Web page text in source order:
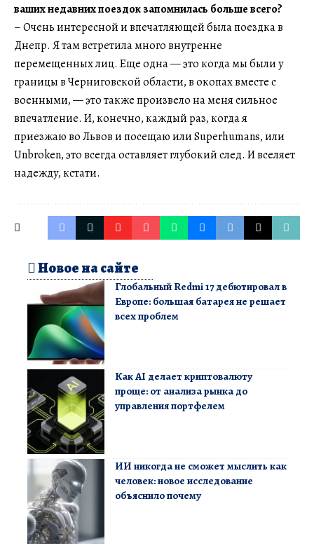
ваших недавних поездок запомнилась больше всего?
– Очень интересной и впечатляющей была поездка в
Днепр. Я там встретила много внутренне
перемещенных лиц. Еще одна — это когда мы были у
границы в Черниговской области, в окопах вместе с
военными, — это также произвело на меня сильное
впечатление. И, конечно, каждый раз, когда я
приезжаю во Львов и посещаю или Superhumans, или
Unbroken, это всегда оставляет глубокий след. И вселяет
надежду, кстати.
Новое на сайте
Глобальный Redmi 17 дебютировал в
Европе: большая батарея не решает
всех проблем
Как AI делает криптовалюту
проще: от анализа рынка до
управления портфелем
ИИ никогда не сможет мыслить как
человек: новое исследование
объяснило почему